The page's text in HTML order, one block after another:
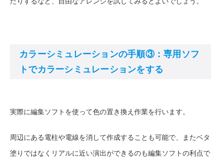
カラーシミュレーションの手順③：専用ソフ
トでカラーシミュレーションをする
実際に編集ソフトを使って色の置き換え作業を行います。
周辺にある電柱や電線を消して作成することも可能で、またベタ
塗りではなくリアルに近い演出ができるのも編集ソフトの利点で